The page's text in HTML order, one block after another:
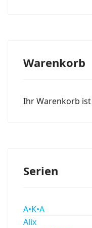
Warenkorb
Ihr Warenkorb ist
Serien
A•K•A
Alix